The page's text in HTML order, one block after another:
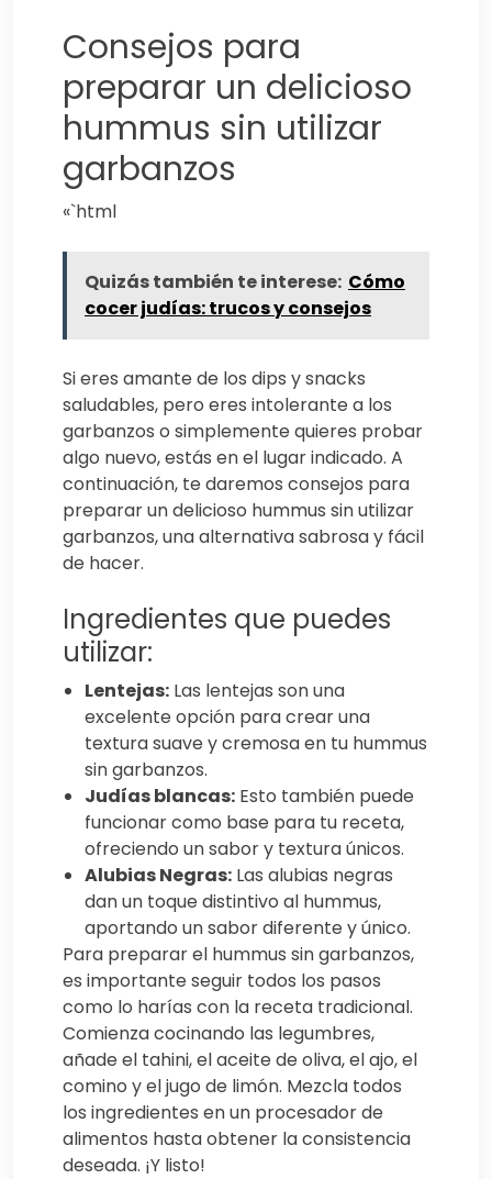
Consejos para
preparar un delicioso
hummus sin utilizar
garbanzos
«`html
Quizás también te interese: Cómo
cocer judías: trucos y consejos
Si eres amante de los dips y snacks
saludables, pero eres intolerante a los
garbanzos o simplemente quieres probar
algo nuevo, estás en el lugar indicado. A
continuación, te daremos consejos para
preparar un delicioso hummus sin utilizar
garbanzos, una alternativa sabrosa y fácil
de hacer.
Ingredientes que puedes
utilizar:
Lentejas: Las lentejas son una
excelente opción para crear una
textura suave y cremosa en tu hummus
sin garbanzos.
Judías blancas: Esto también puede
funcionar como base para tu receta,
ofreciendo un sabor y textura únicos.
Alubias Negras: Las alubias negras
dan un toque distintivo al hummus,
aportando un sabor diferente y único.
Para preparar el hummus sin garbanzos,
es importante seguir todos los pasos
como lo harías con la receta tradicional.
Comienza cocinando las legumbres,
añade el tahini, el aceite de oliva, el ajo, el
comino y el jugo de limón. Mezcla todos
los ingredientes en un procesador de
alimentos hasta obtener la consistencia
deseada. ¡Y listo!